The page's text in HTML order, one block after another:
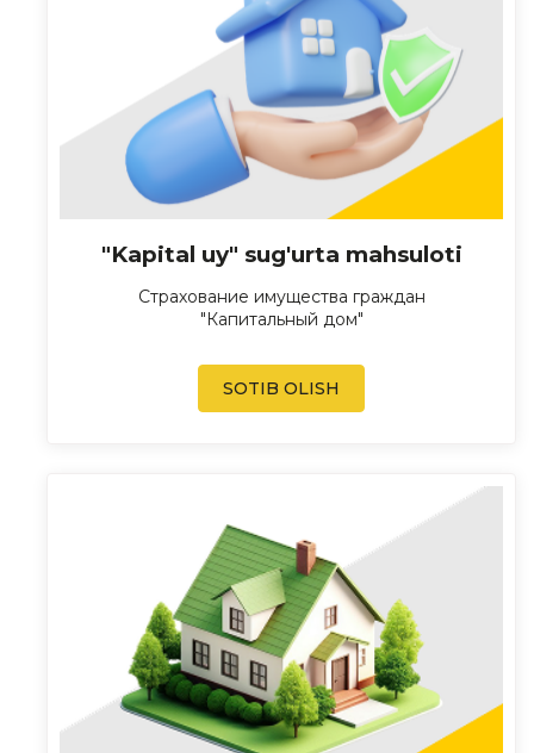
"Kapital uy" sug'urta mahsuloti
Страхование имущества граждан
"Капитальный дом"
SOTIB OLISH